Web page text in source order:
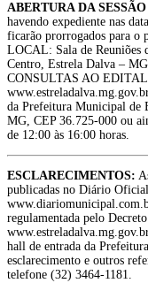
ABERTURA DA
havendo expediente nas
ficarão prorrogados para o
LOCAL: Sala de Reuniões
Centro, Estrela Dalva –
CONSULTAS AO
da Prefeitura Municipal de
MG, CEP 36.725-000 ou
de 12:00 às 16:00 horas.
ESCLARECIMENTOS:
publicadas no Diário
regulamentada pelo
hall de entrada da
esclarecimento e outros
telefone (32) 3464-1181.